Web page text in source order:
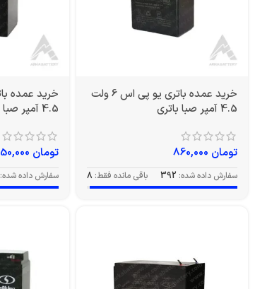
خرید عمده باتری یو پی اس 6 ولت
4.5 آمپر صبا باتری
تومان
سفارش داده شده: 392 باقی مانده فقط: 8
4.5 آمپر صبا باتری
تومان
سفارش داده شده: